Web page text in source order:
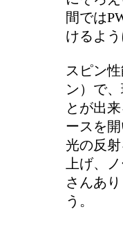
間では
けるよう
スピン
ン）で
とが出
ースを
光の反
上げ、
さんあ
う。